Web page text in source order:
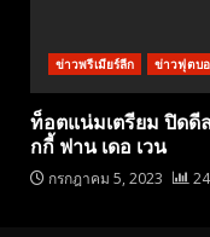
ข่าวพรีเมียร์ลีก ข่าวฟุตบ
ท็อตแน่มเตรียม ปิดดี
กกี้ ฟาน เดอ เวน
กรกฎาคม 5, 2023